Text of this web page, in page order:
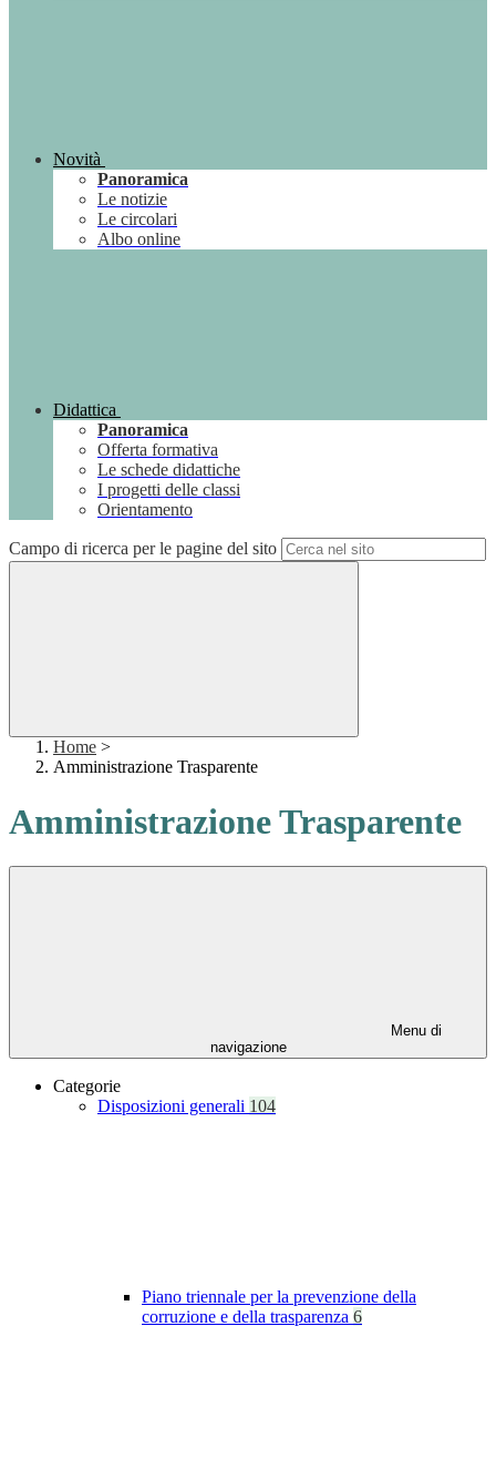
Novità
Panoramica
Le notizie
Le circolari
Albo online
Didattica
Panoramica
Offerta formativa
Le schede didattiche
I progetti delle classi
Orientamento
Campo di ricerca per le pagine del sito
Home >
Amministrazione Trasparente
Amministrazione Trasparente
Menu di
navigazione
Categorie
Disposizioni generali 104
Piano triennale per la prevenzione della
corruzione e della trasparenza 6